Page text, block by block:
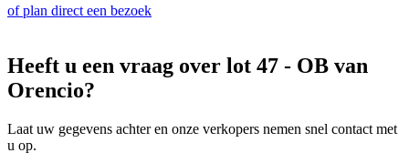
ofplan direct een bezoek
Heeft u een vraag over lot 47 - OB van
Orencio?
Laat uw gegevens achter en onze verkopers nemen snel contact met
u op.